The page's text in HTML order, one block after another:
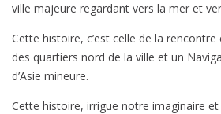
ville majeure regardant vers la mer et
Cette histoire, c’est celle de la
des quartiers nord de la ville et un
d’Asie mineure.
Cette histoire, irrigue notre imaginaire et